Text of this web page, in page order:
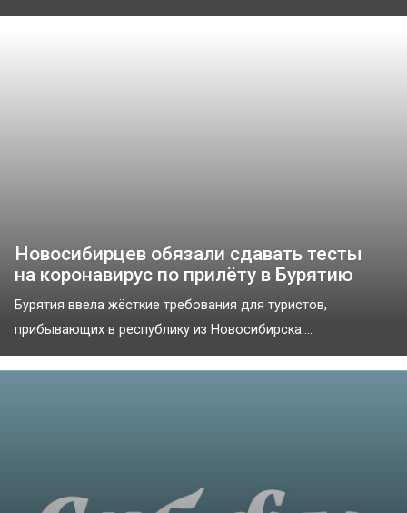
Новосибирцев обязали сдавать тесты
на коронавирус по прилёту в Бурятию
Бурятия ввела жёсткие требования для туристов,
прибывающих в республику из Новосибирска....